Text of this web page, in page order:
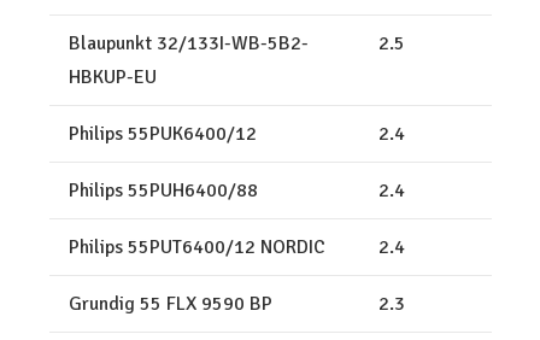
Blaupunkt 32/133I-WB-5B2-
HBKUP-EU
2.5
Philips 55PUK6400/12 2.4
Philips 55PUH6400/88 2.4
Philips 55PUT6400/12 NORDIC 2.4
Grundig 55 FLX 9590 BP 2.3